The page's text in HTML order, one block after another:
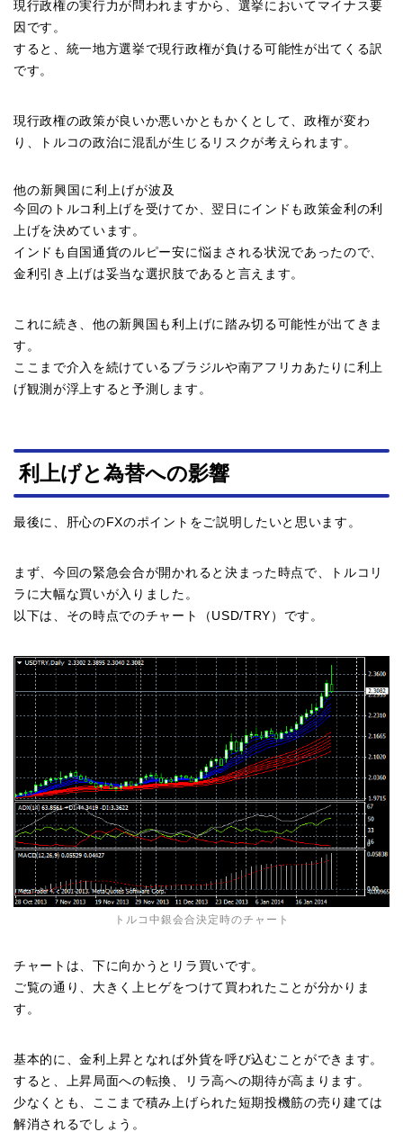
現行政権の実行力が問われますから、選挙においてマイナス要
因です。
すると、統一地方選挙で現行政権が負ける可能性が出てくる訳
です。
現行政権の政策が良いか悪いかともかくとして、政権が変わ
り、トルコの政治に混乱が生じるリスクが考えられます。
他の新興国に利上げが波及
今回のトルコ利上げを受けてか、翌日にインドも政策金利の利
上げを決めています。
インドも自国通貨のルピー安に悩まされる状況であったので、
金利引き上げは妥当な選択肢であると言えます。
これに続き、他の新興国も利上げに踏み切る可能性が出てきま
す。
ここまで介入を続けているブラジルや南アフリカあたりに利上
げ観測が浮上すると予測します。
利上げと為替への影響
最後に、肝心のFXのポイントをご説明したいと思います。
まず、今回の緊急会合が開かれると決まった時点で、トルコリ
ラに大幅な買いが入りました。
以下は、その時点でのチャート（USD/TRY）です。
トルコ中銀会合決定時のチャート
チャートは、下に向かうとリラ買いです。
ご覧の通り、大きく上ヒゲをつけて買われたことが分かりま
す。
基本的に、金利上昇となれば外貨を呼び込むことができます。
すると、上昇局面への転換、リラ高への期待が高まります。
少なくとも、ここまで積み上げられた短期投機筋の売り建ては
解消されるでしょう。